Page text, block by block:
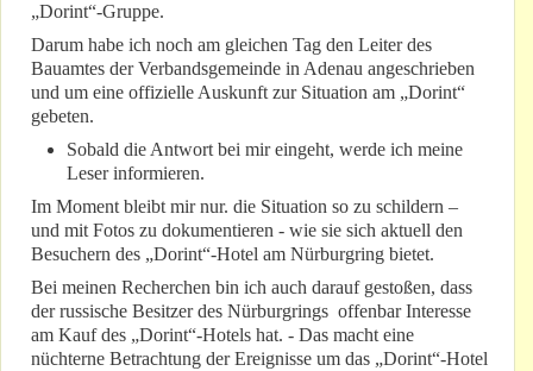
„Dorint“-Gruppe.
Darum habe ich noch am gleichen Tag den Leiter des
Bauamtes der Verbandsgemeinde in Adenau angeschrieben
und um eine offizielle Auskunft zur Situation am „Dorint“
gebeten.
Sobald die Antwort bei mir eingeht, werde ich meine
Leser informieren.
Im Moment bleibt mir nur. die Situation so zu schildern –
und mit Fotos zu dokumentieren - wie sie sich aktuell den
Besuchern des „Dorint“-Hotel am Nürburgring bietet.
Bei meinen Recherchen bin ich auch darauf gestoßen, dass
der russische Besitzer des Nürburgrings offenbar Interesse
am Kauf des „Dorint“-Hotels hat. - Das macht eine
nüchterne Betrachtung der Ereignisse um das „Dorint“-Hotel